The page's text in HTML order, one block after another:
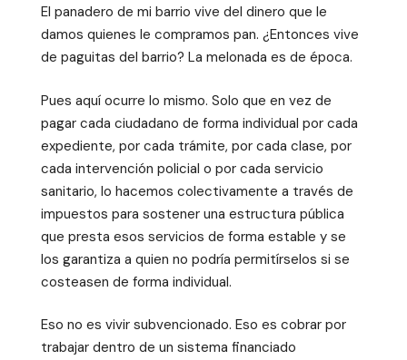
El panadero de mi barrio vive del dinero que le
damos quienes le compramos pan. ¿Entonces vive
de paguitas del barrio? La melonada es de época.
Pues aquí ocurre lo mismo. Solo que en vez de
pagar cada ciudadano de forma individual por cada
expediente, por cada trámite, por cada clase, por
cada intervención policial o por cada servicio
sanitario, lo hacemos colectivamente a través de
impuestos para sostener una estructura pública
que presta esos servicios de forma estable y se
los garantiza a quien no podría permitírselos si se
costeasen de forma individual.
Eso no es vivir subvencionado. Eso es cobrar por
trabajar dentro de un sistema financiado